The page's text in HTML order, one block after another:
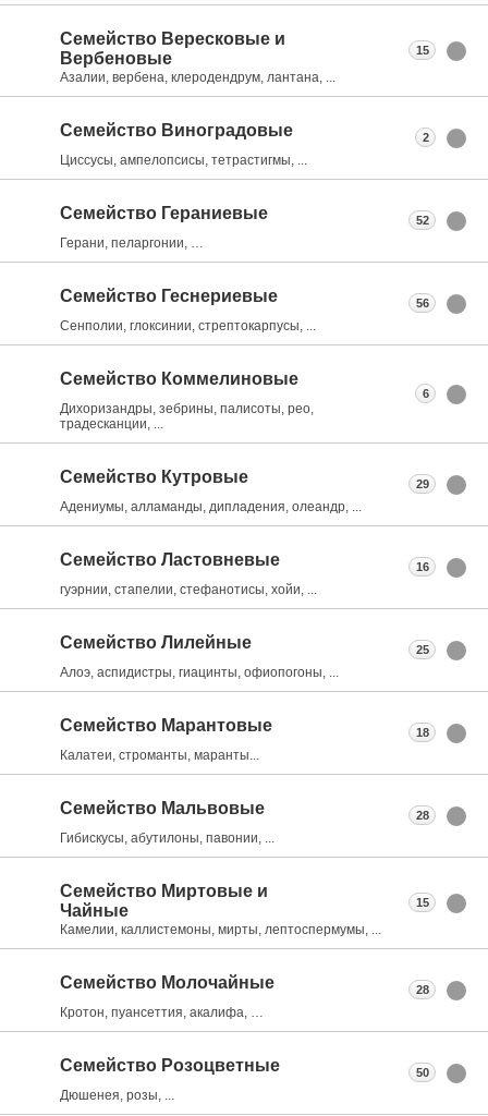
Семейство Вересковые и
Вербеновые
Азалии, вербена, клеродендрум, лантана, ...
15
Семейство Виноградовые
Циссусы, ампелопсисы, тетрастигмы, ...
2
Семейство Гераниевые
Герани, пеларгонии, …
52
Семейство Геснериевые
Сенполии, глоксинии, стрептокарпусы, ...
56
Семейство Коммелиновые
Дихоризандры, зебрины, палисоты, рео,
традесканции, ...
6
Семейство Кутровые
Адениумы, алламанды, дипладения, олеандр, ...
29
Семейство Ластовневые
гуэрнии, стапелии, стефанотисы, хойи, ...
16
Семейство Лилейные
Алоэ, аспидистры, гиацинты, офиопогоны, ...
25
Семейство Марантовые
Калатеи, строманты, маранты...
18
Семейство Мальвовые
Гибискусы, абутилоны, павонии, ...
28
Семейство Миртовые и
Чайные
Камелии, каллистемоны, мирты, лептоспермумы, ...
15
Семейство Молочайные
Кротон, пуансеттия, акалифа, …
28
Семейство Розоцветные
Дюшенея, розы, ...
50